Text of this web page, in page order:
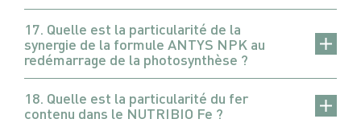
17. Quelle est la particularité de la
synergie de la formule ANTYS NPK au
redémarrage de la photosynthèse ?
18. Quelle est la particularité du fer
contenu dans le NUTRIBIO Fe ?